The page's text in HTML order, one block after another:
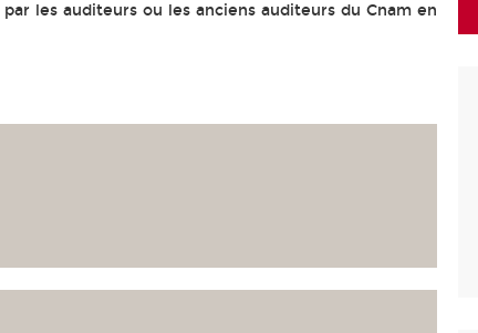
les auditeurs ou les anciens auditeurs du Cnam en